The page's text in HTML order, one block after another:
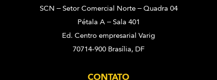
SCN – Setor Comercial Norte – Quadra 04
Pétala A – Sala 401
Ed. Centro empresarial Varig
70714-900 Brasília, DF
CONTATO